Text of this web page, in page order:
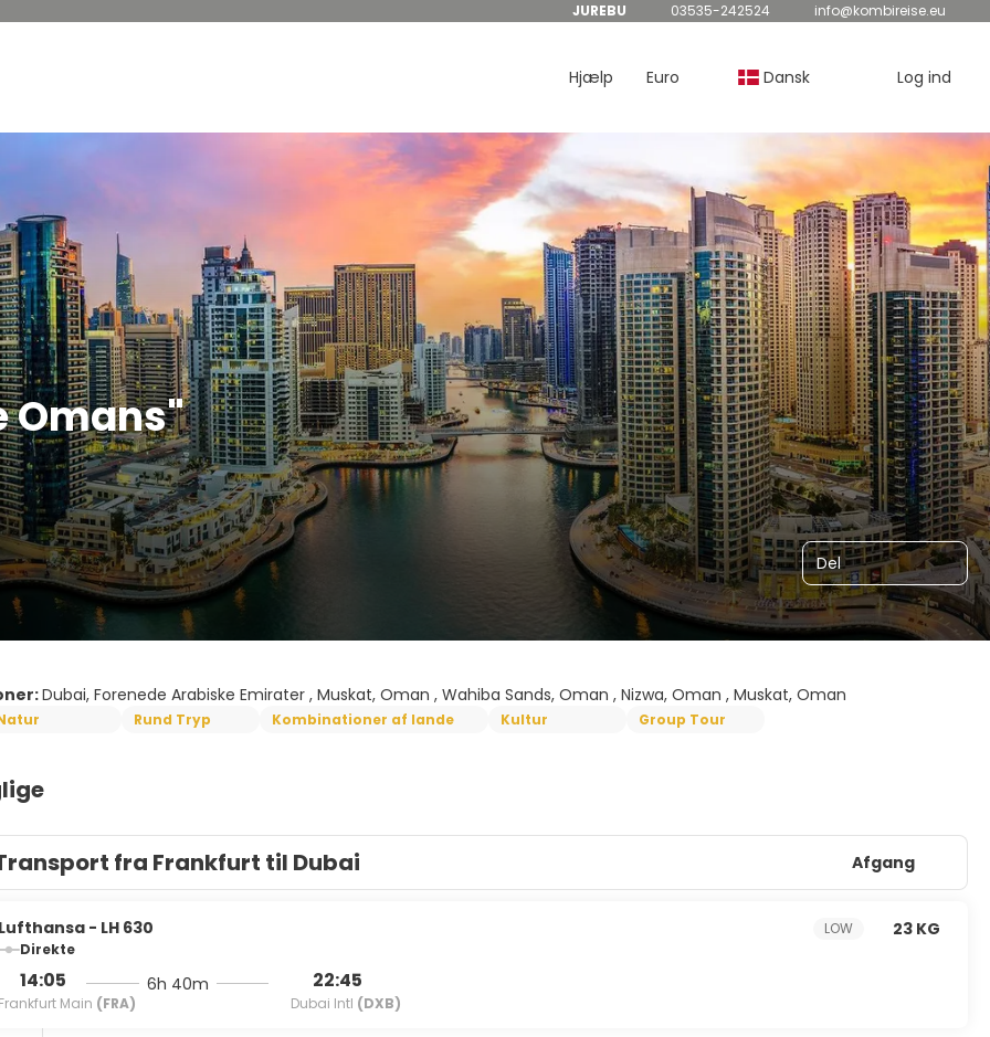
JUREBU 03535-242524 info@kombireise.eu
Hjælp Euro Dansk Log ind
Omans"
Del
Dubai, Forenede Arabiske Emirater , Muskat, Oman , Wahiba Sands, Oman , Nizwa, Oman , Muskat, Oman
Rund Tryp Kombinationer af lande Kultur Group Tour
fra Frankfurt til Dubai Afgang
Lufthansa - LH 630
Direkte
14:05
Frankfurt Main (FRA)
6h 40m 22:45
Dubai Intl (DXB)
LOW 23 KG